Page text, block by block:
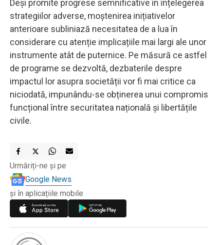
Deși promite progrese semnificative în înțelegerea
strategiilor adverse, moștenirea inițiativelor
anterioare subliniază necesitatea de a lua în
considerare cu atenție implicațiile mai largi ale unor
instrumente atât de puternice. Pe măsură ce astfel
de programe se dezvoltă, dezbaterile despre
impactul lor asupra societății vor fi mai critice ca
niciodată, impunându-se obținerea unui compromis
funcțional între securitatea națională și libertățile
civile.
Urmăriți-ne și pe
Google News
și în aplicațiile mobile